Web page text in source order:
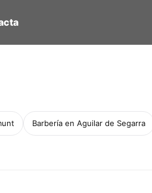
Barbería en Aguilar de Segarra